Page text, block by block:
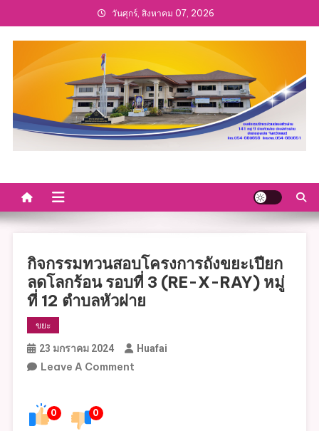
to
content
วันศุกร์, สิงหาคม 07, 2026
กิจกรรมทวนสอบโครงการถังขยะเปียก
ลดโลกร้อน รอบที่ 3 (RE-X-RAY) หมู่
ที่ 12 ตำบลหัวฝาย
ขยะ
23 มกราคม 2024 Huafai
Leave A CommentOn
0 0